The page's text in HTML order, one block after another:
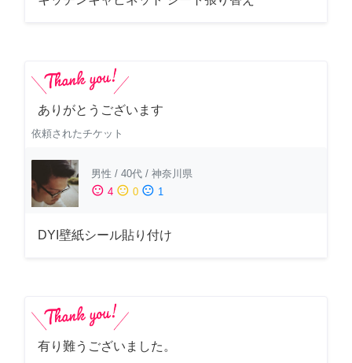
ありがとうございます
依頼されたチケット
男性 / 40代 / 神奈川県
sentiment_satisfied 4 sentiment_neutral 0 sentiment_dissatisfied 1
DYI壁紙シール貼り付け
有り難うございました。